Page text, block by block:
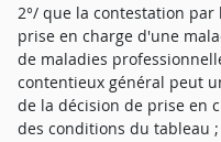
2°/ que la contestation
prise en charge d'une
de maladies
contentieux général peut
de la décision de prise en
des conditions du tableau